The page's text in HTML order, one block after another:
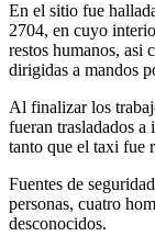
En el sitio fue
2704, en cuyo
restos humanos, asi
dirigidas a mandos
Al finalizar los
fueran trasladados
tanto que el taxi fue
Fuentes de
personas, cuatro
desconocidos.